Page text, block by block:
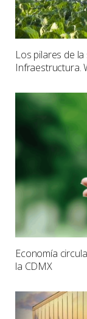
Los pilares de
Infraestructura.
Economía
la CDMX